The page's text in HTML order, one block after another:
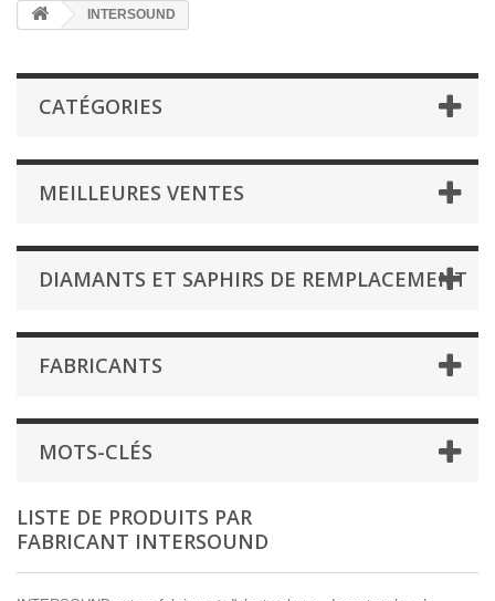
INTERSOUND
CATÉGORIES
MEILLEURES VENTES
DIAMANTS ET SAPHIRS DE REMPLACEMENT
FABRICANTS
MOTS-CLÉS
LISTE DE PRODUITS PAR
FABRICANT INTERSOUND